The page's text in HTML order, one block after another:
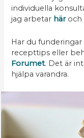
individuella
jag arbetar här och
Har du
recepttips eller
Forumet. Det är
hjälpa varandra.